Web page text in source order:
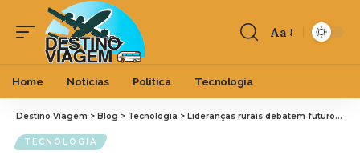
Aa
Home Notícias Política Tecnologia
Destino Viagem > Blog > Tecnologia > Lideranças rurais debatem futuro do agro diante de ameaças à tecnologia de pulverização agrícola com uso de aeronaves e drones
TECNOLOGIA